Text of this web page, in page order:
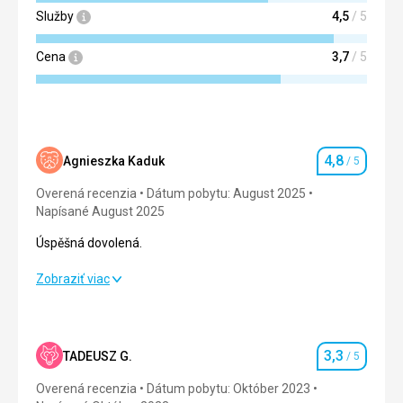
Služby 4,5/ 5
Cena 3,7/ 5
Agnieszka Kaduk Hodnotenie
4,8 / 5
Overená recenzia
Dátum pobytu: August 2025
Napísané August 2025
Úspěšná dovolená.
Úspěšná dovolená.
Ubytovanie 5,0/ 5
Okolie
Zobraziť viac
TADEUSZ G. Hodnotenie
3,3 / 5
Overená recenzia
Dátum pobytu: Október 2023